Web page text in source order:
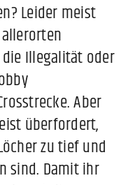
Leider meist
Illegalität oder
Aber
überfordert,
zu tief und
sind. Damit ihr